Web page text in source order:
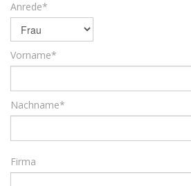
Anrede*
Vorname*
Nachname*
Firma